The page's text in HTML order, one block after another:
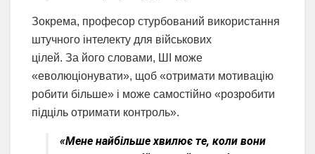
Зокрема, професор стурбований використання
штучного інтелекту для військових
цілей. За його словами, ШІ може
«еволюціонувати», щоб «отримати мотивацію
робити більше» і може самостійно «розробити
підціль отримати контроль».
«Мене найбільше хвилює те, коли вони